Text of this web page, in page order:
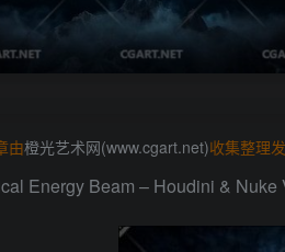
由橙光艺术网(www.cgart.net)收集整理
Energy Beam – Houdini & Nuke